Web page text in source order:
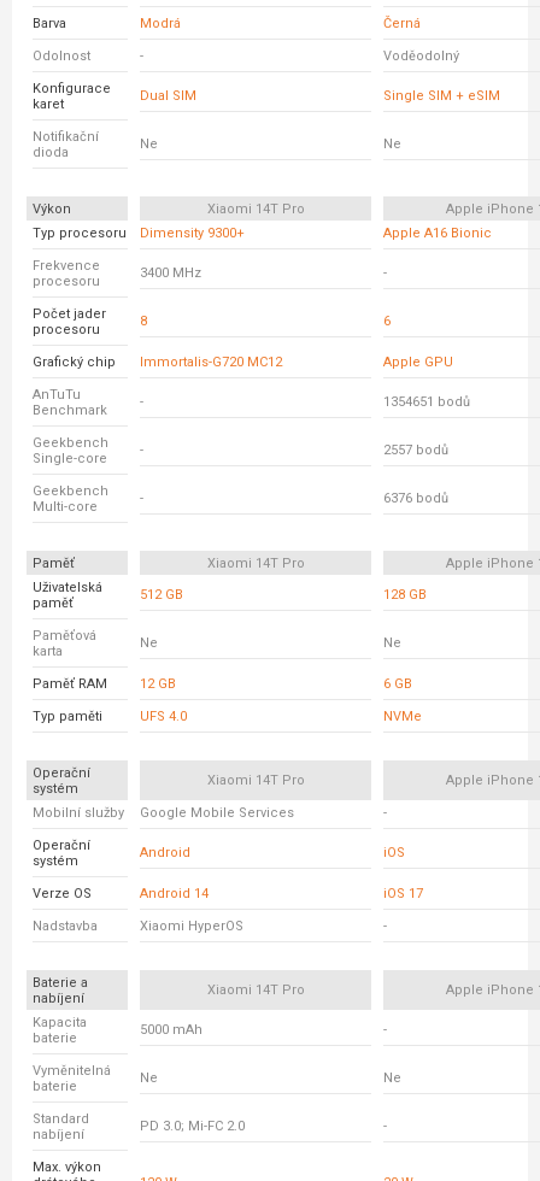
Barva Modrá Černá
Odolnost - Voděodolný
Konfigurace
karet
Dual SIM Single SIM + eSIM
Notifikační
dioda
Ne Ne
Výkon Xiaomi 14T Pro
Apple iPhone
Typ procesoru
Dimensity 9300+ Apple A16 Bionic
Frekvence
procesoru
3400 MHz -
Počet jader
procesoru
8 6
Grafický chip Immortalis-G720 MC12 Apple GPU
AnTuTu
Benchmark
- 1354651 bodů
Geekbench
Single-core
- 2557 bodů
Geekbench
Multi-core
- 6376 bodů
Paměť Xiaomi 14T Pro
Apple iPhone
Uživatelská
paměť
512 GB 128 GB
Paměťová
karta
Ne Ne
Paměť RAM 12 GB 6 GB
Typ paměti UFS 4.0 NVMe
Operační
systém
Xiaomi 14T Pro Apple iPhone
Mobilní služby Google Mobile Services -
Operační
systém
Android iOS
Verze OS Android 14 iOS 17
Nadstavba Xiaomi HyperOS -
Baterie a
nabíjení
Xiaomi 14T Pro Apple iPhone
Kapacita
baterie
5000 mAh -
Vyměnitelná
baterie
Ne Ne
Standard
nabíjení
PD 3.0; Mi-FC 2.0 -
Max. výkon